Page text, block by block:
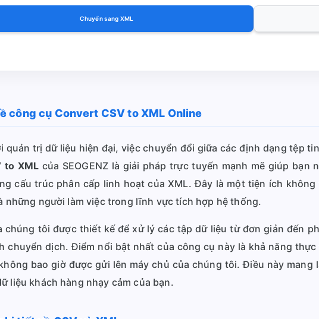
Chuyển sang XML
công cụ Convert CSV to XML Online
quản trị dữ liệu hiện đại, việc chuyển đổi giữa các định dạng tệp
to XML của SEOGENZ là giải pháp trực tuyến mạnh mẽ giúp
cấu trúc phân cấp linh hoạt của XML. Đây là một tiện ích
những người làm việc trong lĩnh vực tích hợp hệ thống.
chúng tôi được thiết kế để xử lý các tập dữ liệu từ đơn giản đến
chuyển dịch. Điểm nổi bật nhất của công cụ này là khả năng
bao giờ được gửi lên máy chủ của chúng tôi. Điều này
liệu khách hàng nhạy cảm của bạn.